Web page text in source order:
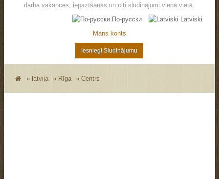
darba vakances, iepazīšanās un citi sludinājumi vienā vietā.
По-русски
Latviski
Mans konts
Iesniegt Sludinājumu
» latvija » Rīga »Centrs